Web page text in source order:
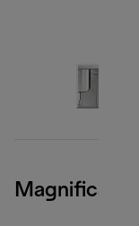
Magnifica Evo